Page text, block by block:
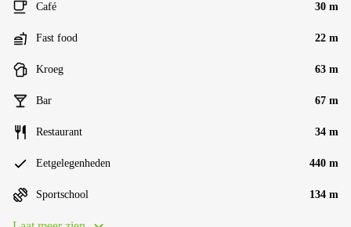
Café 30 m
Fast food 22 m
Kroeg 63 m
Bar 67 m
Restaurant 34 m
Eetgelegenheden 440 m
Sportschool 134 m